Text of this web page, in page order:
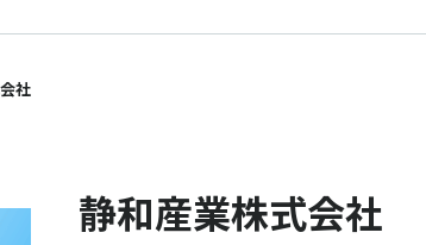
社
静和産業株式会社